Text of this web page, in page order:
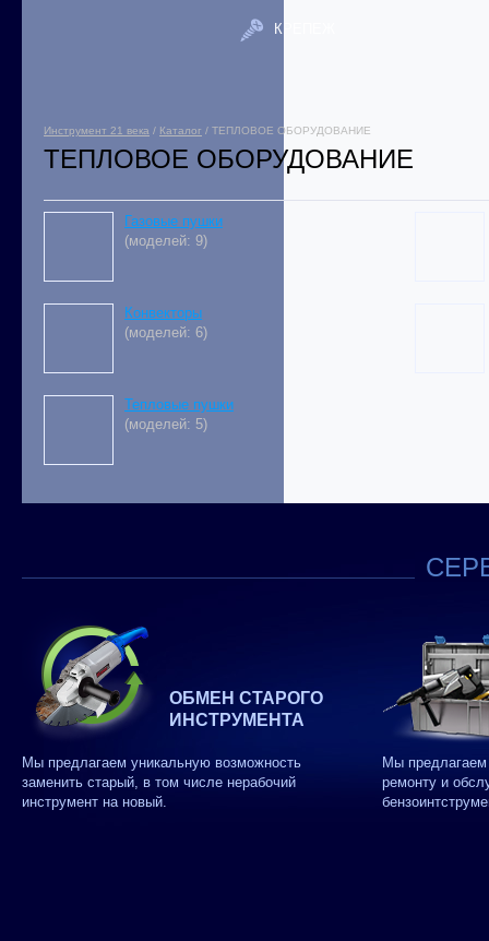
КРЕПЕЖ
Инструмент 21 века / Каталог / ТЕПЛОВОЕ ОБОРУДОВАНИЕ
ТЕПЛОВОЕ ОБОРУДОВАНИЕ
Газовые пушки
(моделей: 9)
Конвекторы
(моделей: 6)
Тепловые пушки
(моделей: 5)
ОБМЕН СТАРОГО
ИНСТРУМЕНТА
Мы предлагаем уникальную возможность
заменить старый, в том числе нерабочий
инструмент на новый.
Мы
ремонту и